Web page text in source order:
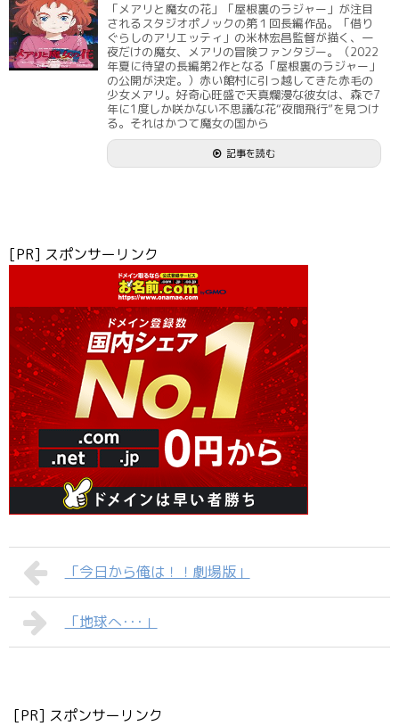
「メアリと魔女の花」「屋根裏のラジャー」が注目
されるスタジオポノックの第１回長編作品。「借り
ぐらしのアリエッティ」の米林宏昌監督が描く、一
夜だけの魔女、メアリの冒険ファンタジー。（2022
年夏に待望の長編第2作となる「屋根裏のラジャー」
の公開が決定。）赤い館村に引っ越してきた赤毛の
少女メアリ。好奇心旺盛で天真爛漫な彼女は、森で7
年に1度しか咲かない不思議な花“夜間飛行”を見つけ
る。それはかつて魔女の国から
記事を読む
[PR] スポンサーリンク
「今日から俺は！！劇場版」
「地球へ･･･」
[PR] スポンサーリンク